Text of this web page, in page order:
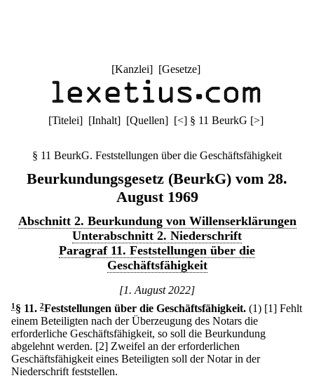
[Kanzlei] [Gesetze]
[Titelei] [Inhalt] [Quellen] [<] § 11 BeurkG [>]
§ 11 BeurkG. Feststellungen über die Geschäftsfähigkeit
Beurkundungsgesetz (BeurkG) vom 28.
August 1969
Abschnitt 2. Beurkundung von Willenserklärungen
Unterabschnitt 2. Niederschrift
Paragraf 11. Feststellungen über die
Geschäftsfähigkeit
[1. August 2022]
1 § 11. 2Feststellungen über die Geschäftsfähigkeit. (1) [1] Fehlt
einem Beteiligten nach der Überzeugung des Notars die
erforderliche Geschäftsfähigkeit, so soll die Beurkundung
abgelehnt werden. [2] Zweifel an der erforderlichen
Geschäftsfähigkeit eines Beteiligten soll der Notar in der
Niederschrift feststellen.